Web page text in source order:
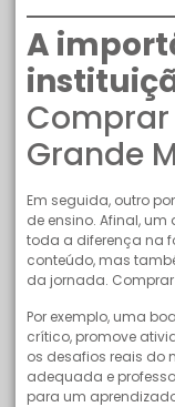
A
Grande
Em seguida, outro
de ensino. Afinal,
toda a diferença na
conteúdo, mas
da jornada.
Por exemplo, uma
crítico, promove
os desafios reais do
adequada e
para um